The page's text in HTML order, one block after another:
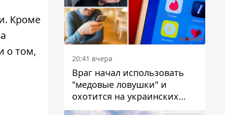
. Кроме
о том,
20:41 вчера
Враг начал использовать
"медовые ловушки" и
охотится на украинских
военнослужащих